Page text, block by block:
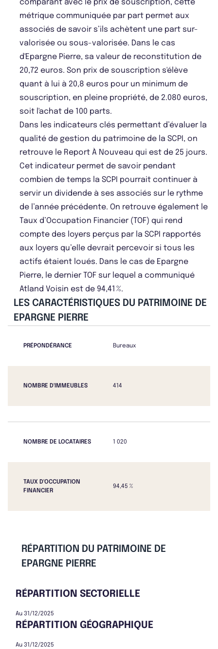
comparant avec le prix de souscription, cette
métrique communiquée par part permet aux
associés de savoir s’ils achètent une part sur-
valorisée ou sous-valorisée. Dans le cas
d'Epargne Pierre, sa valeur de reconstitution de
20,72 euros. Son prix de souscription s'élève
quant à lui à 20,8 euros pour un minimum de
souscription, en pleine propriété, de 2.080 euros,
soit l'achat de 100 parts.
Dans les indicateurs clés permettant d’évaluer la
qualité de gestion du patrimoine de la SCPI, on
retrouve le Report À Nouveau qui est de 25 jours.
Cet indicateur permet de savoir pendant
combien de temps la SCPI pourrait continuer à
servir un dividende à ses associés sur le rythme
de l’année précédente. On retrouve également le
Taux d’Occupation Financier (TOF) qui rend
compte des loyers perçus par la SCPI rapportés
aux loyers qu’elle devrait percevoir si tous les
actifs étaient loués. Dans le cas de Epargne
Pierre, le dernier TOF sur lequel a communiqué
Atland Voisin est de 94,41 %.
LES CARACTÉRISTIQUES DU PATRIMOINE DE
EPARGNE PIERRE
PRÉPONDÉRANCE Bureaux
NOMBRE D'IMMEUBLES 414
NOMBRE DE LOCATAIRES 1 020
TAUX D'OCCUPATION
FINANCIER
94,45 %
RÉPARTITION DU PATRIMOINE DE
EPARGNE PIERRE
RÉPARTITION SECTORIELLE
Au 31/12/2025
RÉPARTITION GÉOGRAPHIQUE
Au 31/12/2025